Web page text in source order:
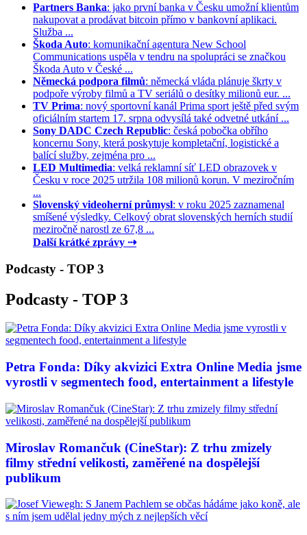
Partners Banka: jako první banka v Česku umožní klientům
nakupovat a prodávat bitcoin přímo v bankovní aplikaci.
Služba ...
Škoda Auto: komunikační agentura New School
Communications uspěla v tendru na spolupráci se značkou
Škoda Auto v České ...
Německá podpora filmů: německá vláda plánuje škrty v
podpoře výroby filmů a TV seriálů o desítky milionů eur. ...
TV Prima: nový sportovní kanál Prima sport ještě před svým
oficiálním startem 17. srpna odvysílá také odvetné utkání ...
Sony DADC Czech Republic: česká pobočka obřího
koncernu Sony, která poskytuje kompletační, logistické a
balící služby, zejména pro ...
LED Multimedia: velká reklamní síť LED obrazovek v
Česku v roce 2025 utržila 108 milionů korun. V meziročním
...
Slovenský videoherní průmysl: v roku 2025 zaznamenal
smíšené výsledky. Celkový obrat slovenských herních studií
meziročně narostl ze 67,8 ...
Další krátké zprávy ⇢
Podcasty - TOP 3
Podcasty - TOP 3
Petra Fonda: Díky akvizici Extra Online Media jsme
vyrostli v segmentech food, entertainment a lifestyle
Miroslav Romančuk (CineStar): Z trhu zmizely
filmy střední velikosti, zaměřené na dospělejší
publikum